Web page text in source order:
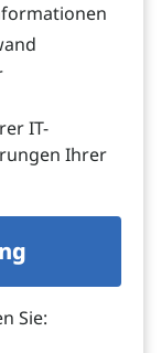
IT-
Ihrer
Sie: